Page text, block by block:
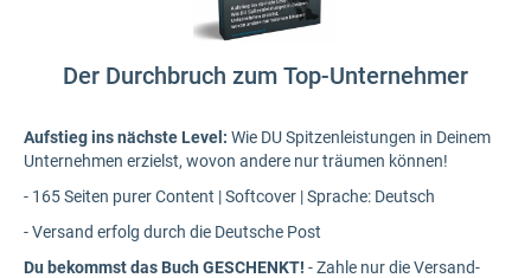
Der Durchbruch zum Top-Unternehmer
Aufstieg ins nächste Level: Wie DU Spitzenleistungen in Deinem
Unternehmen erzielst, wovon andere nur träumen können!
- 165 Seiten purer Content | Softcover | Sprache: Deutsch
- Versand erfolg durch die Deutsche Post
Du bekommst das Buch GESCHENKT! - Zahle nur die Versand-